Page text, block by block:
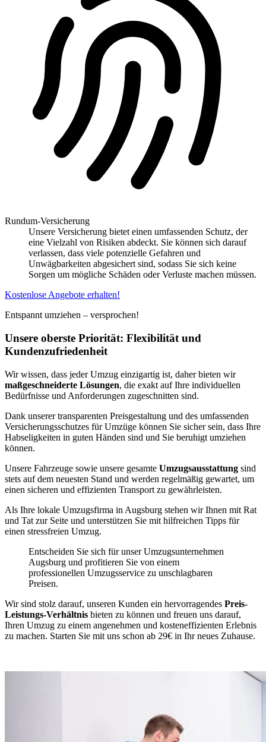
Rundum-Versicherung
Unsere Versicherung bietet einen umfassenden Schutz, der
eine Vielzahl von Risiken abdeckt. Sie können sich darauf
verlassen, dass viele potenzielle Gefahren und
Unwägbarkeiten abgesichert sind, sodass Sie sich keine
Sorgen um mögliche Schäden oder Verluste machen müssen.
Kostenlose Angebote erhalten!
Entspannt umziehen – versprochen!
Unsere oberste Priorität: Flexibilität und
Kundenzufriedenheit
Wir wissen, dass jeder Umzug einzigartig ist, daher bieten wir
maßgeschneiderte Lösungen, die exakt auf Ihre individuellen
Bedürfnisse und Anforderungen zugeschnitten sind.
Dank unserer transparenten Preisgestaltung und des umfassenden
Versicherungsschutzes für Umzüge können Sie sicher sein, dass Ihre
Habseligkeiten in guten Händen sind und Sie beruhigt umziehen
können.
Unsere Fahrzeuge sowie unsere gesamte Umzugsausstattung sind
stets auf dem neuesten Stand und werden regelmäßig gewartet, um
einen sicheren und effizienten Transport zu gewährleisten.
Als Ihre lokale Umzugsfirma in Augsburg stehen wir Ihnen mit Rat
und Tat zur Seite und unterstützen Sie mit hilfreichen Tipps für
einen stressfreien Umzug.
Entscheiden Sie sich für unser Umzugsunternehmen
Augsburg und profitieren Sie von einem
professionellen Umzugsservice zu unschlagbaren
Preisen.
Wir sind stolz darauf, unseren Kunden ein hervorragendes Preis-
Leistungs-Verhältnis bieten zu können und freuen uns darauf,
Ihren Umzug zu einem angenehmen und kosteneffizienten Erlebnis
zu machen. Starten Sie mit uns schon ab 29€ in Ihr neues Zuhause.